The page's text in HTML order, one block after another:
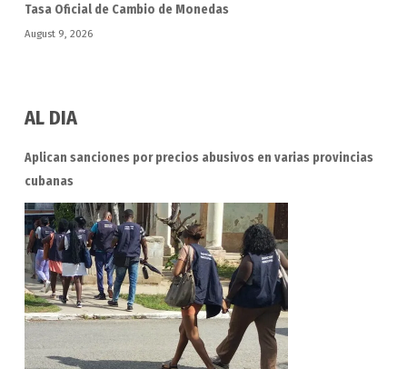
Tasa Oficial de Cambio de Monedas
August 9, 2026
AL DIA
Aplican sanciones por precios abusivos en varias provincias
cubanas